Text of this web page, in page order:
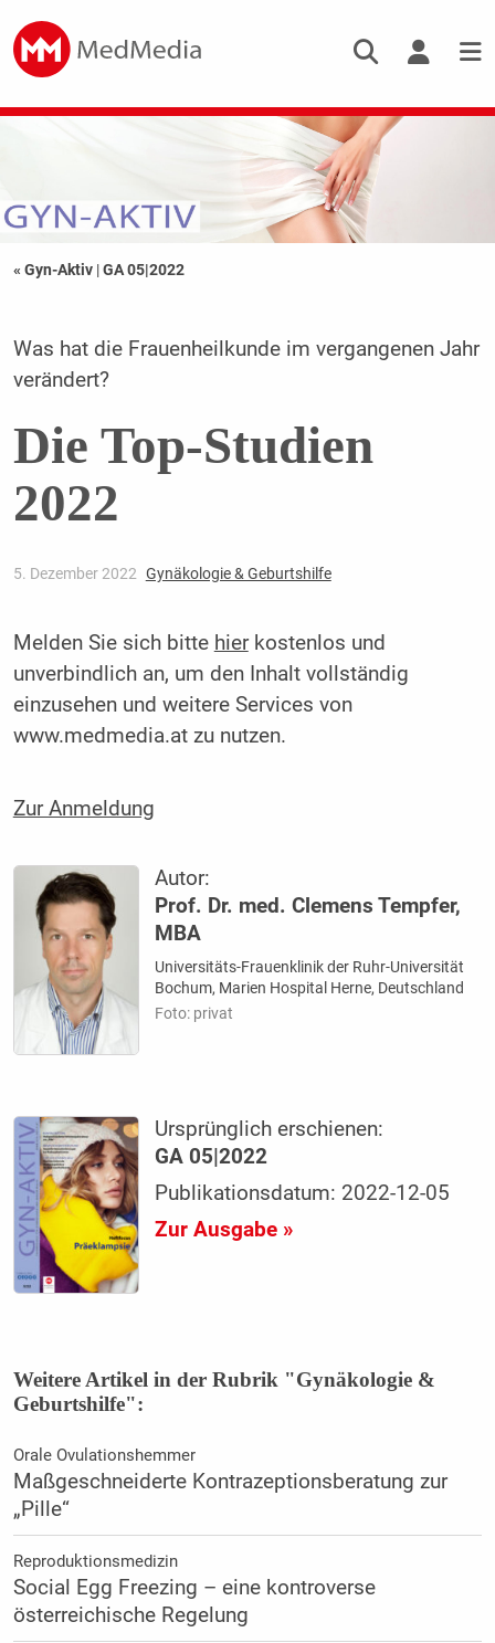
« Gyn-Aktiv |GA 05|2022
Was hat die Frauenheilkunde im vergangenen Jahr
verändert?
Die Top-Studien
2022
5. Dezember 2022 Gynäkologie & Geburtshilfe
Melden Sie sich bitte hierkostenlos und
unverbindlich an, um den Inhalt vollständig
einzusehen und weitere Services von
www.medmedia.at zu nutzen.
Zur Anmeldung
Autor:
Prof. Dr. med. Clemens Tempfer,
MBA
Universitäts-Frauenklinik der Ruhr-Universität
Bochum, Marien Hospital Herne, Deutschland
Foto: privat
Ursprünglich erschienen:
GA 05|2022
Publikationsdatum: 2022-12-05
Zur Ausgabe »
Weitere Artikel in der Rubrik "Gynäkologie &
Geburtshilfe":
Orale Ovulationshemmer
Maßgeschneiderte Kontrazeptionsberatung zur
„Pille“
Reproduktionsmedizin
Social Egg Freezing – eine kontroverse
österreichische Regelung